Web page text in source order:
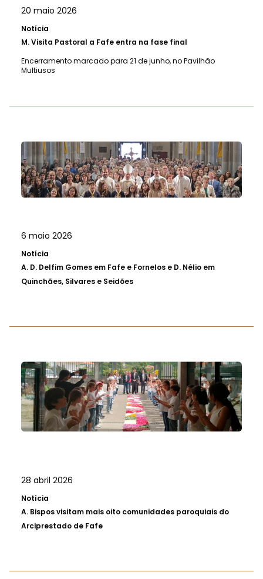
20 maio 2026
Notícia
M.Visita Pastoral a Fafe entra na fase final
Encerramento marcado para 21 de junho, no Pavilhão
Multiusos
6 maio 2026
Notícia
A. D. Delfim Gomes em Fafe e Fornelos e D. Nélio em
Quinchães, Silvares e Seidões
28 abril 2026
Notícia
A. Bispos visitam mais oito comunidades paroquiais do
Arciprestado de Fafe